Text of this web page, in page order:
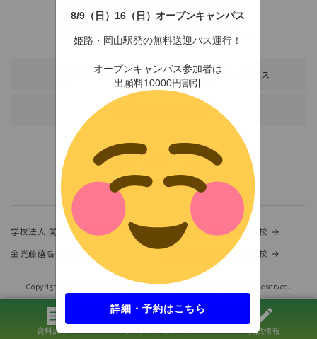
8/9（日）16（日）オープンキャンパス
姫路・岡山駅発の無料送迎バス運行！
オープンキャンパス参加者は
出願料10000円割引
詳細・予約はこちら
資料請求 入試情報
〒678-0255 兵庫県赤穂市新田380-3
TEL：0791-46-2525（代）FAX：0791-46-2526
アクセス スクールバス
学校法人 関西金光学園
金光大阪中学校・高等学校
金光藤蔭高等学校
金光八尾中学校・高等学校
Copyright(c)KANSAI UNIVERSITY of SOCIAL WELFARE.ALL Rights Reserved.